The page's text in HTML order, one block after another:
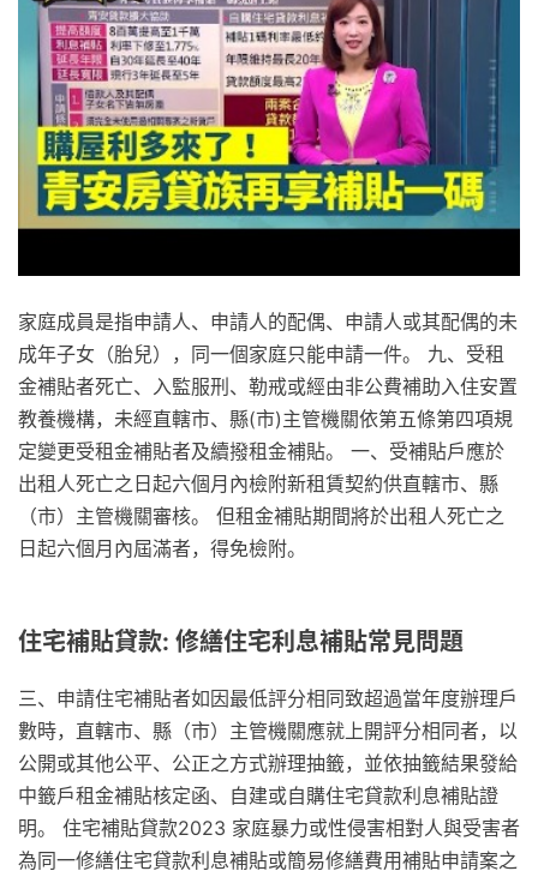
家庭成員是指申請人、申請人的配偶、申請人或其配偶的未
成年子女（胎兒），同一個家庭只能申請一件。 九、受租
金補貼者死亡、入監服刑、勒戒或經由非公費補助入住安置
教養機構，未經直轄市、縣(市)主管機關依第五條第四項規
定變更受租金補貼者及續撥租金補貼。 一、受補貼戶應於
出租人死亡之日起六個月內檢附新租賃契約供直轄市、縣
（市）主管機關審核。 但租金補貼期間將於出租人死亡之
日起六個月內屆滿者，得免檢附。
住宅補貼貸款: 修繕住宅利息補貼常見問題
三、申請住宅補貼者如因最低評分相同致超過當年度辦理戶
數時，直轄市、縣（市）主管機關應就上開評分相同者，以
公開或其他公平、公正之方式辦理抽籤，並依抽籤結果發給
中籤戶租金補貼核定函、自建或自購住宅貸款利息補貼證
明。 住宅補貼貸款2023 家庭暴力或性侵害相對人與受害者
為同一修繕住宅貸款利息補貼或簡易修繕費用補貼申請案之